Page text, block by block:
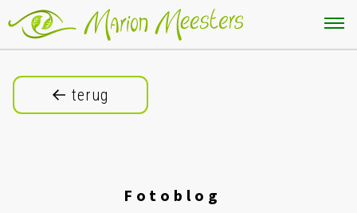
terug
Fotoblog